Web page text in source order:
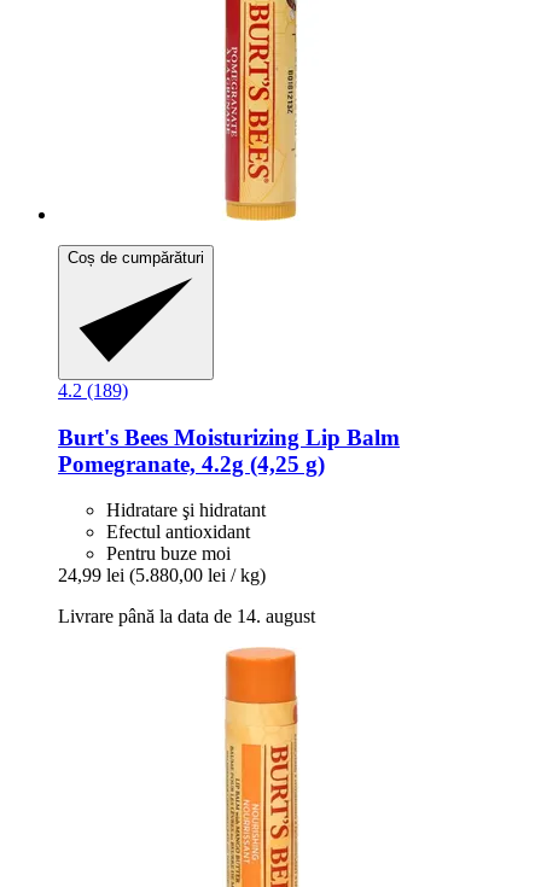
Coș de cumpărături
4.2 (189)
Burt's Bees Moisturizing Lip Balm
Pomegranate, 4.2g (4,25 g)
Hidratare şi hidratant
Efectul antioxidant
Pentru buze moi
24,99 lei (5.880,00 lei / kg)
Livrare până la data de 14. august